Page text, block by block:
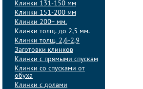
Клинки 131-150 мм
Клинки 151-200 мм
Клинки 200+ мм.
Клинки толщ. до 2,5 мм.
Клинки толщ. 2,6-2,9
Заготовки клинков
Клинки с прямыми спускам
Клинки со спусками от
обуха
Клинки с долами